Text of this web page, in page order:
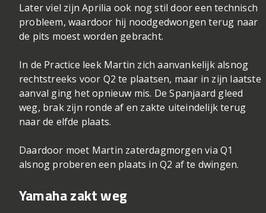
Later viel zijn Aprilia ook nog stil door een technisch
probleem, waardoor hij noodgedwongen terug naar
de pits moest worden gebracht.
In de Practice leek Martin zich aanvankelijk alsnog
rechtstreeks voor Q2 te plaatsen, maar in zijn laatste
aanval ging het opnieuw mis. De Spanjaard gleed
weg, brak zijn ronde af en zakte uiteindelijk terug
naar de elfde plaats.
Daardoor moet Martin zaterdagmorgen via Q1
alsnog proberen een plaats in Q2 af te dwingen.
Yamaha zakt weg